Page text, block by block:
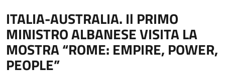
ITALIA-AUSTRALIA. Il PRIMO
MINISTRO ALBANESE VISITA LA
MOSTRA “ROME: EMPIRE, POWER,
PEOPLE”